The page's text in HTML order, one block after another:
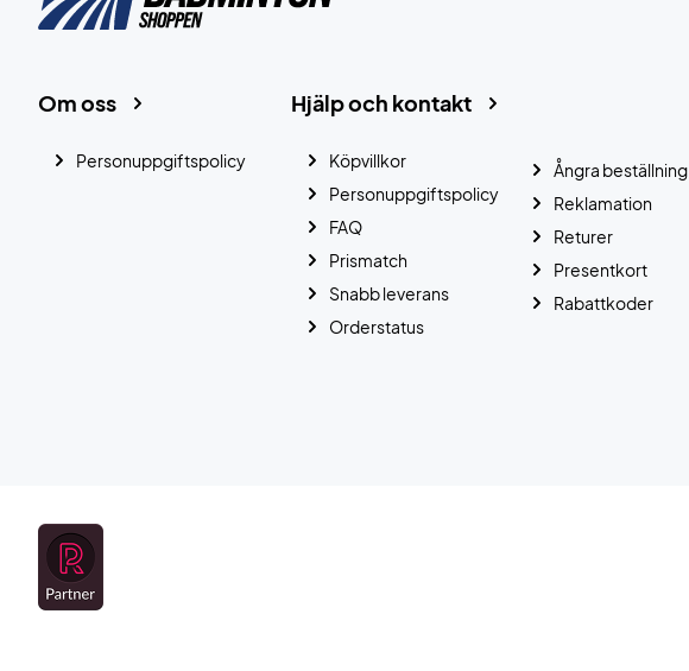
Hjälp och kontakt
Köpvillkor
Personuppgiftspolicy
FAQ
Prismatch
Snabb leverans
Orderstatus
Ångra beställning
Reklamation
Returer
Presentkort
Rabattkoder
Om oss
Personuppgiftspolicy